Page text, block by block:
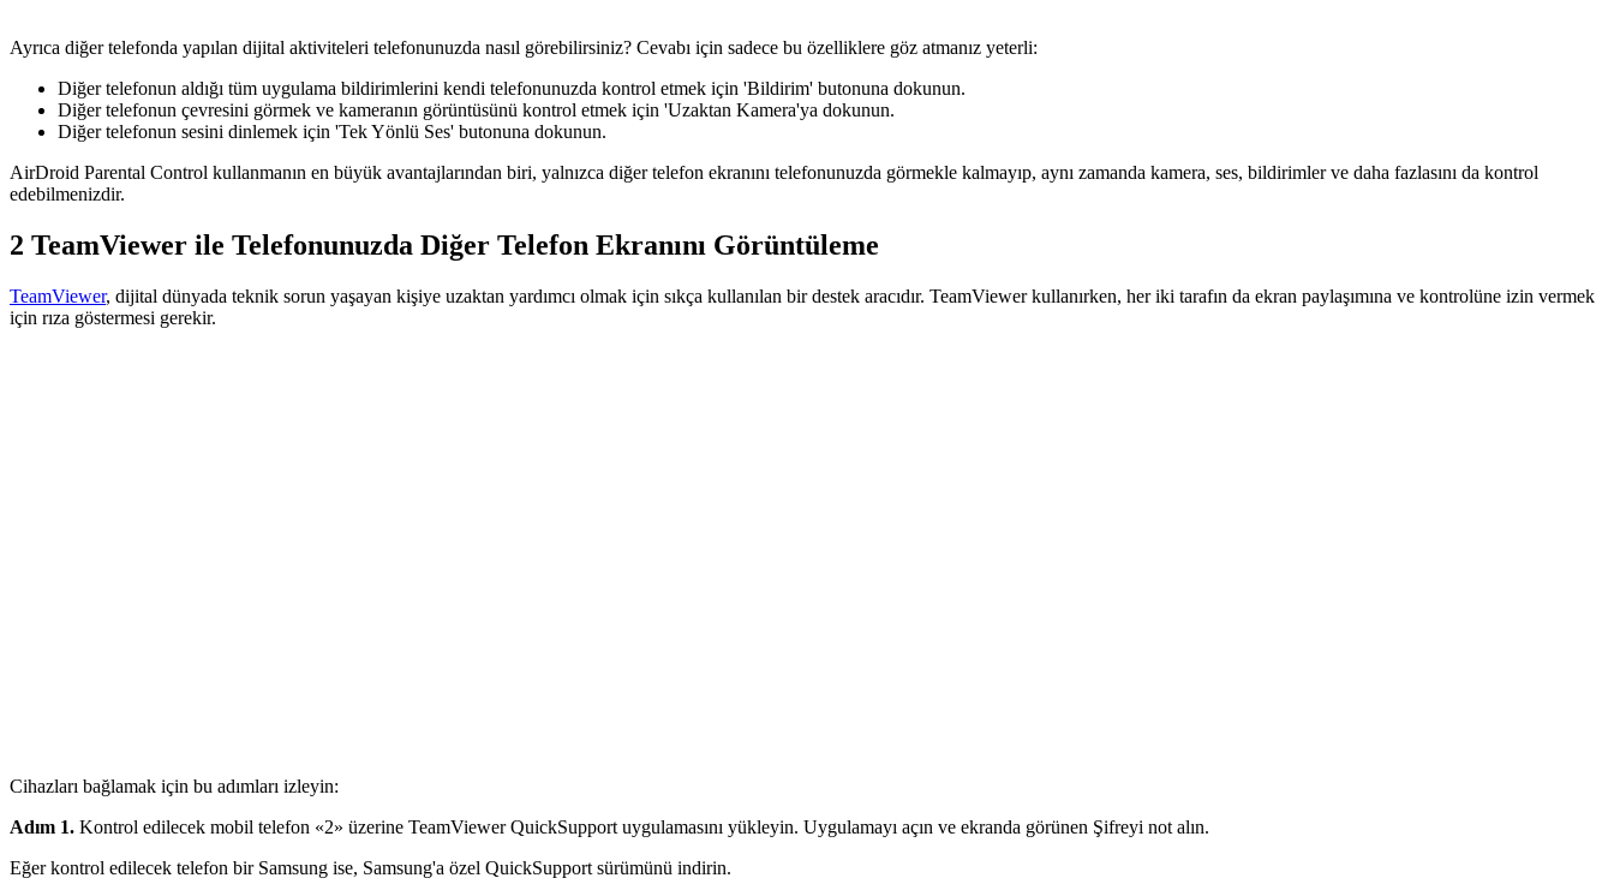
Ayrıca diğer telefonda yapılan dijital aktiviteleri telefonunuzda nasıl görebilirsiniz? Cevabı için sadece bu özelliklere göz atmanız yeterli:
Diğer telefonun aldığı tüm uygulama bildirimlerini kendi telefonunuzda kontrol etmek için 'Bildirim' butonuna dokunun.
Diğer telefonun çevresini görmek ve kameranın görüntüsünü kontrol etmek için 'Uzaktan Kamera'ya dokunun.
Diğer telefonun sesini dinlemek için 'Tek Yönlü Ses' butonuna dokunun.
AirDroid Parental Control kullanmanın en büyük avantajlarından biri, yalnızca diğer telefon ekranını telefonunuzda görmekle kalmayıp, aynı zamanda kamera, ses, bildirimler ve daha fazlasını da kontrol
edebilmenizdir.
2 TeamViewer ile Telefonunuzda Diğer Telefon Ekranını Görüntüleme
TeamViewer, dijital dünyada teknik sorun yaşayan kişiye uzaktan yardımcı olmak için sıkça kullanılan bir destek aracıdır. TeamViewer kullanırken, her iki tarafın da ekran paylaşımına ve kontrolüne izin vermek
için rıza göstermesi gerekir.
Cihazları bağlamak için bu adımları izleyin:
Adım 1. Kontrol edilecek mobil telefon «2» üzerine TeamViewer QuickSupport uygulamasını yükleyin. Uygulamayı açın ve ekranda görünen Şifreyi not alın.
Eğer kontrol edilecek telefon bir Samsung ise, Samsung'a özel QuickSupport sürümünü indirin.